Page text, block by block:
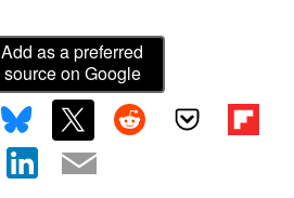
Add as a preferred
source on Google